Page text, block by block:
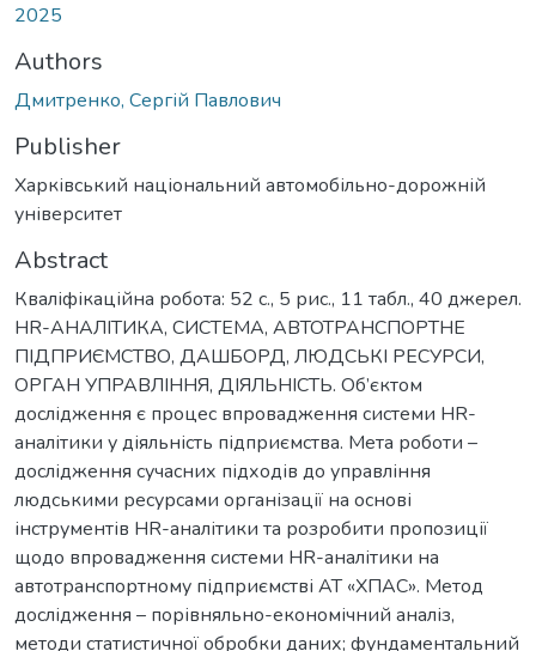
2025
Authors
Дмитренко, Сергій Павлович
Publisher
Харківський національний автомобільно-дорожній
університет
Abstract
Кваліфікаційна робота: 52 с., 5 рис., 11 табл., 40 джерел.
HR-АНАЛІТИКА, СИСТЕМА, АВТОТРАНСПОРТНЕ
ПІДПРИЄМСТВО, ДАШБОРД, ЛЮДСЬКІ РЕСУРСИ,
ОРГАН УПРАВЛІННЯ, ДІЯЛЬНІСТЬ. Об’єктом
дослідження є процес впровадження системи HR-
аналітики у діяльність підприємства. Мета роботи –
дослідження сучасних підходів до управління
людськими ресурсами організації на основі
інструментів HR-аналітики та розробити пропозиції
щодо впровадження системи HR-аналітики на
автотранспортному підприємстві АТ «ХПАС». Метод
дослідження – порівняльно-економічний аналіз,
методи статистичної обробки даних; фундаментальний